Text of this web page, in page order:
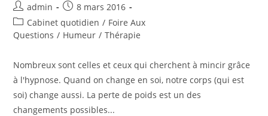
Auteur/autrice
de
la
admin
Publication
publiée :
8 mars 2016
Post
category:
Cabinet quotidien / Foire Aux
Questions / Humeur / Thérapie
Nombreux sont celles et ceux qui cherchent à mincir grâce
à l'hypnose. Quand on change en soi, notre corps (qui est
soi) change aussi. La perte de poids est un des
changements possibles...